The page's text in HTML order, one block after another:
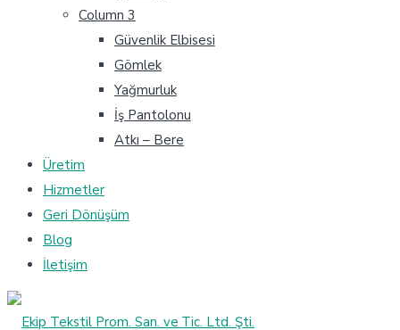
Column 3
Güvenlik Elbisesi
Gömlek
Yağmurluk
İş Pantolonu
Atkı – Bere
Üretim
Hizmetler
Geri Dönüşüm
Blog
İletişim